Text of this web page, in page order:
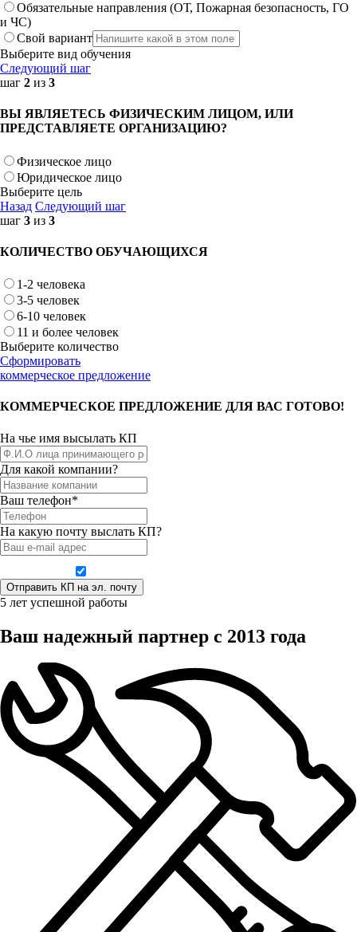
Обязательные направления (ОТ, Пожарная безопасность, ГО
и ЧС)
Свой вариант
Выберите вид обучения
Следующий шаг
шаг 2 из 3
ВЫ ЯВЛЯЕТЕСЬ ФИЗИЧЕСКИМ ЛИЦОМ, ИЛИ
ПРЕДСТАВЛЯЕТЕ ОРГАНИЗАЦИЮ?
Физическое лицо
Юридическое лицо
Выберите цель
Назад Следующий шаг
шаг 3 из 3
КОЛИЧЕСТВО ОБУЧАЮЩИХСЯ
1-2 человека
3-5 человек
6-10 человек
11 и более человек
Выберите количество
Сформировать
коммерческое предложение
КОММЕРЧЕСКОЕ ПРЕДЛОЖЕНИЕ ДЛЯ ВАС ГОТОВО!
На чье имя высылать КП
Для какой компании?
Ваш телефон*
На какую почту выслать КП?
5 лет успешной работы
Ваш надежный партнер с 2013 года